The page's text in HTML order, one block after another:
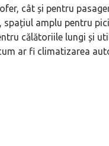
cât și pentru
spațiul amplu pentru
călătoriile lungi și
ar fi climatizarea